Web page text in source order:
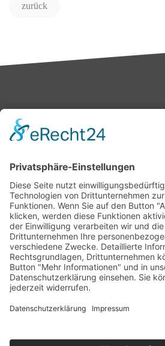
zurück
Mitglied des
Presse &
Pressefotos
BASis Info
Newsletter-Abo